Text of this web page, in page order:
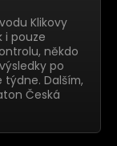
Klikovy
i pouze
někdo
po
Dalším,
Česká